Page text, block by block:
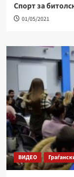
Спорт за
01/05/2021
ВИДЕО